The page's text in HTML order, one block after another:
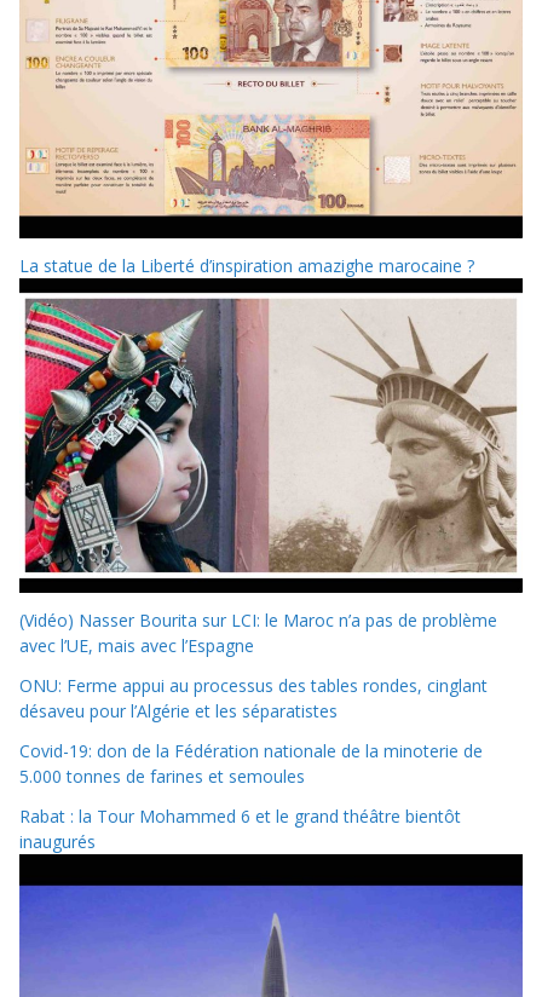
La statue de la Liberté d’inspiration amazighe marocaine ?
(Vidéo) Nasser Bourita sur LCI: le Maroc n’a pas de problème
avec l’UE, mais avec l’Espagne
ONU: Ferme appui au processus des tables rondes, cinglant
désaveu pour l’Algérie et les séparatistes
Covid-19: don de la Fédération nationale de la minoterie de
5.000 tonnes de farines et semoules
Rabat : la Tour Mohammed 6 et le grand théâtre bientôt
inaugurés